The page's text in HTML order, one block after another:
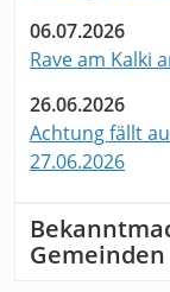
06.07.2026
Rave am Kalki
26.06.2026
Achtung fällt
27.06.2026
Gemeinden